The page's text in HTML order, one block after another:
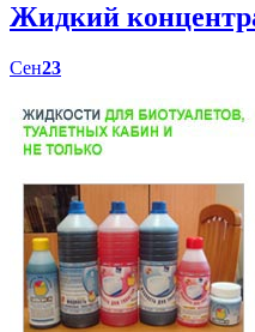
Жидкий
Сен23